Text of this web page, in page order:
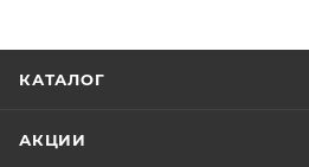
КАТАЛОГ
АКЦИИ